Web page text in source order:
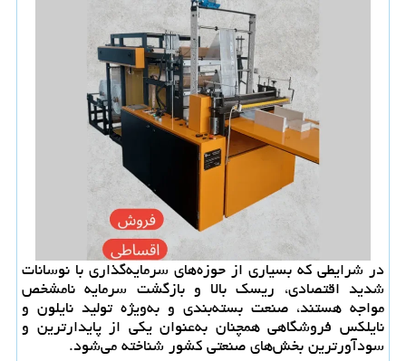
در شرایطی که بسیاری از حوزه‌های سرمایه‌گذاری با نوسانات
شدید اقتصادی، ریسک بالا و بازگشت سرمایه نامشخص
مواجه هستند، صنعت بسته‌بندی و به‌ویژه تولید نایلون و
نایلکس فروشگاهی همچنان به‌عنوان یکی از پایدارترین و
سودآورترین بخش‌های صنعتی کشور شناخته می‌شود.